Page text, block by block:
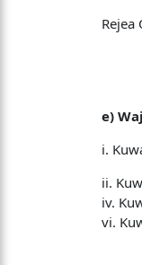
Rejea
e)
i.
ii.
iv.
vi.